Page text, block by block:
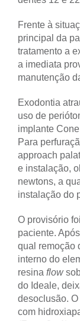
Frente à
principal da
tratamento a
a imediata
manutenção
Exodontia
uso de
implante Cone
Para
approach
e instalação,
newtons, a
instalação do
O provisório
paciente.
qual remoção
interno do
resina flow
do Ideale,
desoclusão.
com